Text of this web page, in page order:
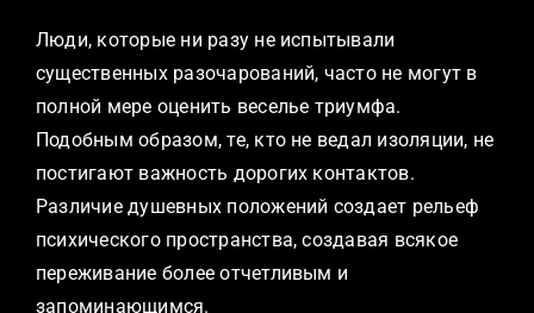
Люди, которые ни разу не испытывали
существенных разочарований, часто не могут в
полной мере оценить веселье триумфа.
Подобным образом, те, кто не ведал изоляции, не
постигают важность дорогих контактов.
Различие душевных положений создает рельеф
психического пространства, создавая всякое
переживание более отчетливым и
запоминающимся.